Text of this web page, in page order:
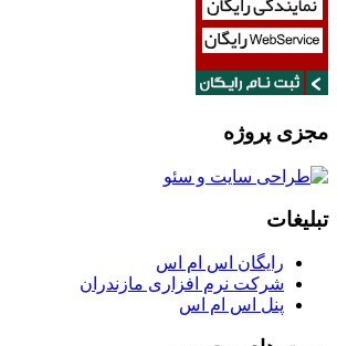
مجزی پروژه
تبلیغات
رایگان اس ام اس
شرکت نرم افزاری مازندران
پنل اس ام اس